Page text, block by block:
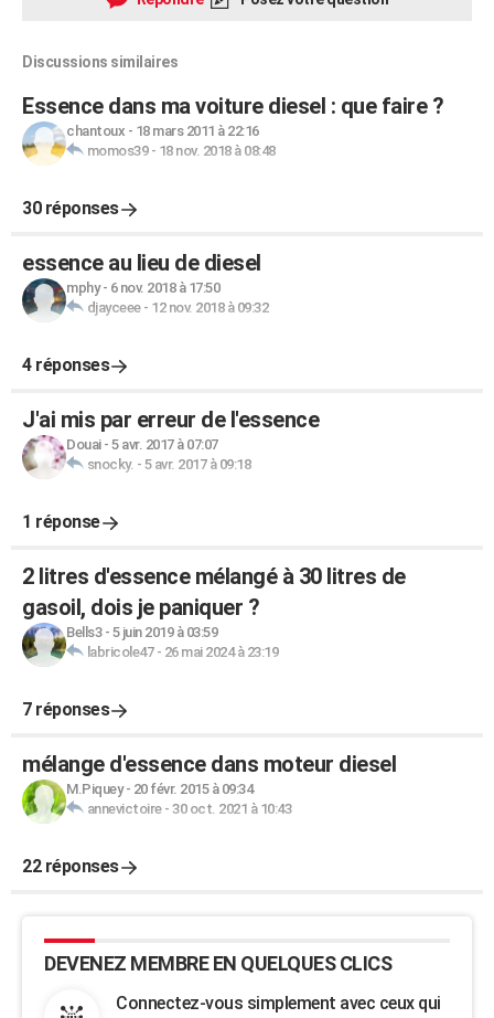
Discussions similaires
Essence dans ma voiture diesel : que faire ?
chantoux - 18 mars 2011 à 22:16
momos39- 18 nov. 2018 à 08:48
30 réponses
essence au lieu de diesel
mphy- 6 nov. 2018 à 17:50
djayceee- 12 nov. 2018 à 09:32
4 réponses
J'ai mis par erreur de l'essence
Douai- 5 avr. 2017 à 07:07
snocky. - 5 avr. 2017 à 09:18
1 réponse
2 litres d'essence mélangé à 30 litres de
gasoil, dois je paniquer ?
Bells3- 5 juin 2019 à 03:59
labricole47- 26 mai 2024 à 23:19
7 réponses
mélange d'essence dans moteur diesel
M.Piquey- 20 févr. 2015 à 09:34
annevictoire- 30 oct. 2021 à 10:43
22 réponses
DEVENEZ MEMBRE EN QUELQUES CLICS
Connectez-vous simplement avec ceux qui